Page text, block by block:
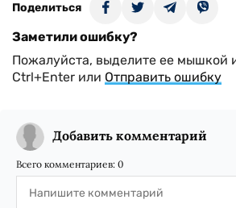
Поделиться
Заметили ошибку?
Пожалуйста, выделите ее мышкой
Ctrl+Enter или Отправить ошибку
Добавить комментарий
Всего комментариев: 0